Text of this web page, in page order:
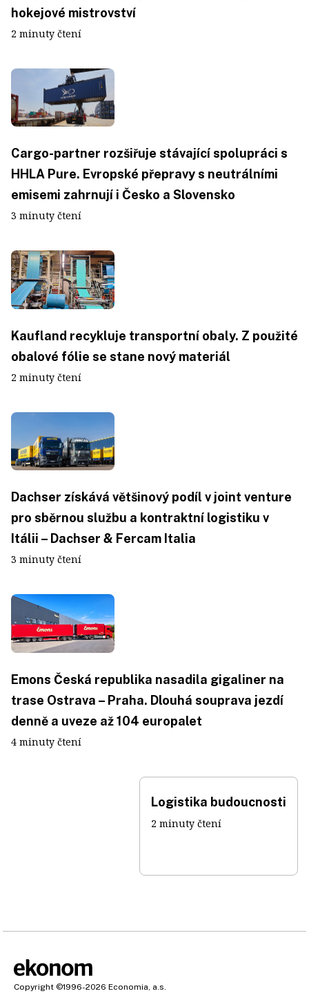
hokejové mistrovství
2 minuty čtení
Cargo-partner rozšiřuje stávající spolupráci s
HHLA Pure. Evropské přepravy s neutrálními
emisemi zahrnují i Česko a Slovensko
3 minuty čtení
Kaufland recykluje transportní obaly. Z použité
obalové fólie se stane nový materiál
2 minuty čtení
Dachser získává většinový podíl v joint venture
pro sběrnou službu a kontraktní logistiku v
Itálii – Dachser & Fercam Italia
3 minuty čtení
Emons Česká republika nasadila gigaliner na
trase Ostrava – Praha. Dlouhá souprava jezdí
denně a uveze až 104 europalet
4 minuty čtení
Logistika budoucnosti
2 minuty čtení
Copyright ©1996-2026 Economia, a.s.